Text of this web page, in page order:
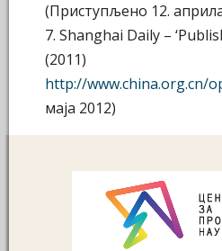
(Приступљено 12.
7. Shanghai Daily –
(2011)
http://www.china.org.cn/
маја 2012)